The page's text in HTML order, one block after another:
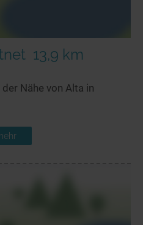
13,9 km
Nähe von Alta in